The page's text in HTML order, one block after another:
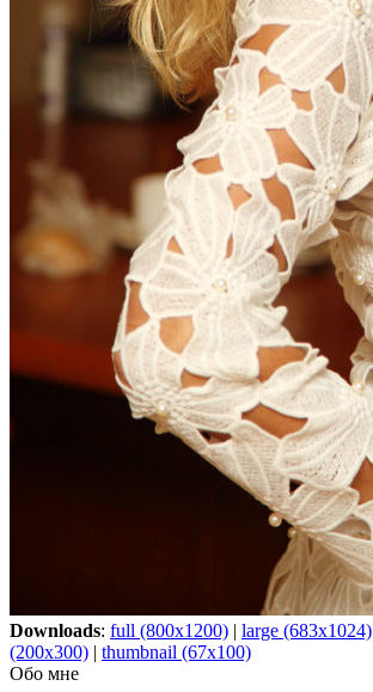
Downloads: full (800x1200) | large (683x1024)
(200x300) | thumbnail (67x100)
Обо мне